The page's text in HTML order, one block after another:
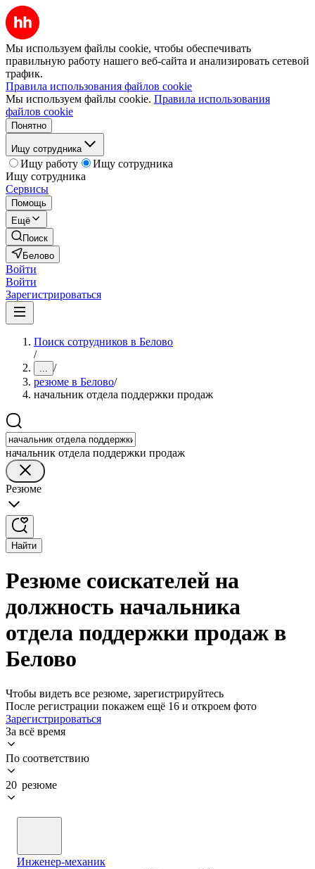
Мы используем файлы cookie, чтобы обеспечивать
правильную работу нашего веб-сайта и анализировать сетевой
трафик.
Правила использования файлов cookie
Мы используем файлы cookie. Правила использования
файлов cookie
Понятно
Ищу сотрудника
Ищу работу
Ищу сотрудника
Ищу сотрудника
Сервисы
Помощь
Ещё
Поиск
Белово
Войти
Войти
Зарегистрироваться
Поиск сотрудников в Белово
/
... /
резюме в Белово/
начальник отдела поддержки продаж
начальник отдела поддержки продаж
Резюме
Найти
Резюме соискателей на
должность начальника
отдела поддержки продаж в
Белово
Чтобы видеть все резюме, зарегистрируйтесь
После регистрации покажем ещё 16 и откроем фото
Зарегистрироваться
За всё время
По соответствию
20 резюме
Инженер-механик